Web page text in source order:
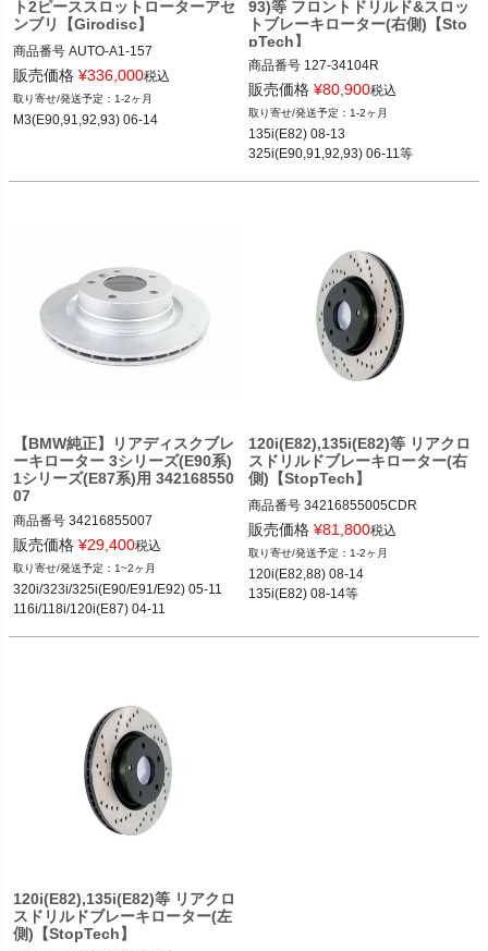
ト2ピーススロットローターアセ
ンブリ【Girodisc】
商品番号 AUTO-A1-157
A1-157
販売価格 ¥336,000税込
1-2ヶ月
M3(E90,91,92,93) 06-14
93)等 フロントドリルド&スロッ
トブレーキローター(右側)【Sto
pTech】
商品番号 127-34104R
127-34104R
12BMR"127.34104R"
販売価格 ¥80,900税込
1-2ヶ月
135i(E82) 08-13
325i(E90,91,92,93) 06-11等
【BMW純正】リアディスクブレ
ーキローター 3シリーズ(E90系)
1シリーズ(E87系)用 342168550
07
商品番号 34216855007
34216855007
販売価格 ¥29,400税込
1~2ヶ月
320i/323i/325i(E90/E91/E92) 05-11
116i/118i/120i(E87) 04-11
120i(E82),135i(E82)等 リアクロ
スドリルドブレーキローター(右
側)【StopTech】
商品番号 34216855005CDR
34216855005CDR
販売価格 ¥81,800税込
1-2ヶ月
120i(E82,88) 08-14
135i(E82) 08-14等
120i(E82),135i(E82)等 リアクロ
スドリルドブレーキローター(左
側)【StopTech】